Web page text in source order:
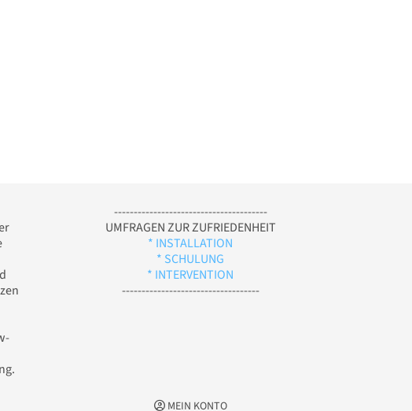
---------------------------------------
UMFRAGEN ZUR ZUFRIEDENHEIT
* INSTALLATION
* SCHULUNG
* INTERVENTION
-----------------------------------
MEIN KONTO